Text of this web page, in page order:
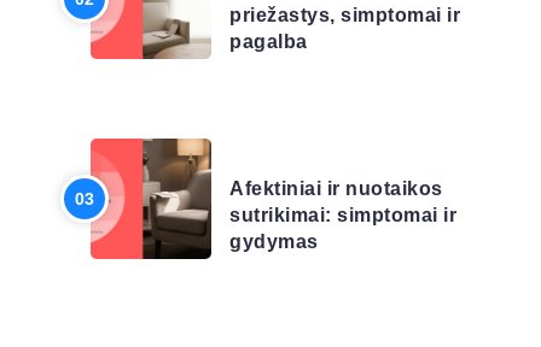
priežastys, simptomai ir
pagalba
Afektiniai ir nuotaikos
sutrikimai: simptomai ir
gydymas